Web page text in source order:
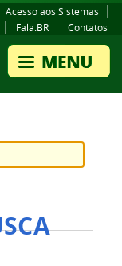
Acesso aos Sistemas
Fala.BR Contatos